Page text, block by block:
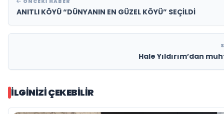
ANITLI KÖYÜ “DÜNYANIN EN GÜZEL KÖYÜ” SEÇİLDİ
Hale Yıldırım’dan
İLGINIZI ÇEKEBILIR